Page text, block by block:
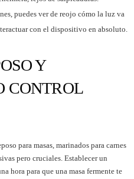
puedes ver de reojo cómo la luz va
con el dispositivo en absoluto.
Y
CONTROL
para masas, marinados para carnes
pero cruciales. Establecer un
hora para que una masa fermente te